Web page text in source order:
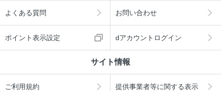
よくある質問 お問い合わせ
ポイント表示設定 dアカウントログイン
サイト情報
ご利用規約 提供事業者等に関する表示